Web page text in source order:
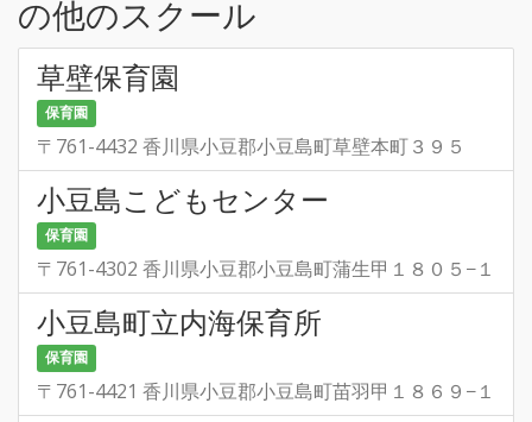
の他のスクール
草壁保育園
保育園
〒761-4432 香川県小豆郡小豆島町草壁本町３９５
小豆島こどもセンター
保育園
〒761-4302 香川県小豆郡小豆島町蒲生甲１８０５−１
小豆島町立内海保育所
保育園
〒761-4421 香川県小豆郡小豆島町苗羽甲１８６９−１